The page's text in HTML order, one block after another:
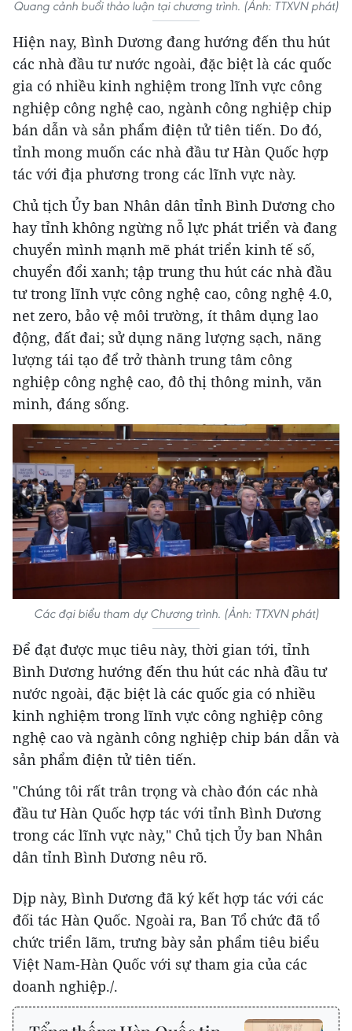
Quang cảnh buổi thảo luận tại chương trình. (Ảnh: TTXVN phát)
Hiện nay, Bình Dương đang hướng đến thu hút
các nhà đầu tư nước ngoài, đặc biệt là các quốc
gia có nhiều kinh nghiệm trong lĩnh vực công
nghiệp công nghệ cao, ngành công nghiệp chip
bán dẫn và sản phẩm điện tử tiên tiến. Do đó,
tỉnh mong muốn các nhà đầu tư Hàn Quốc hợp
tác với địa phương trong các lĩnh vực này.
Chủ tịch Ủy ban Nhân dân tỉnh Bình Dương cho
hay tỉnh không ngừng nỗ lực phát triển và đang
chuyển mình mạnh mẽ phát triển kinh tế số,
chuyển đổi xanh; tập trung thu hút các nhà đầu
tư trong lĩnh vực công nghệ cao, công nghệ 4.0,
net zero, bảo vệ môi trường, ít thâm dụng lao
động, đất đai; sử dụng năng lượng sạch, năng
lượng tái tạo để trở thành trung tâm công
nghiệp công nghệ cao, đô thị thông minh, văn
minh, đáng sống.
Các đại biểu tham dự Chương trình. (Ảnh: TTXVN phát)
Để đạt được mục tiêu này, thời gian tới, tỉnh
Bình Dương hướng đến thu hút các nhà đầu tư
nước ngoài, đặc biệt là các quốc gia có nhiều
kinh nghiệm trong lĩnh vực công nghiệp công
nghệ cao và ngành công nghiệp chip bán dẫn và
sản phẩm điện tử tiên tiến.
"Chúng tôi rất trân trọng và chào đón các nhà
đầu tư Hàn Quốc hợp tác với tỉnh Bình Dương
trong các lĩnh vực này," Chủ tịch Ủy ban Nhân
dân tỉnh Bình Dương nêu rõ.
Dịp này, Bình Dương đã ký kết hợp tác với các
đối tác Hàn Quốc. Ngoài ra, Ban Tổ chức đã tổ
chức triển lãm, trưng bày sản phẩm tiêu biểu
Việt Nam-Hàn Quốc với sự tham gia của các
doanh nghiệp./.